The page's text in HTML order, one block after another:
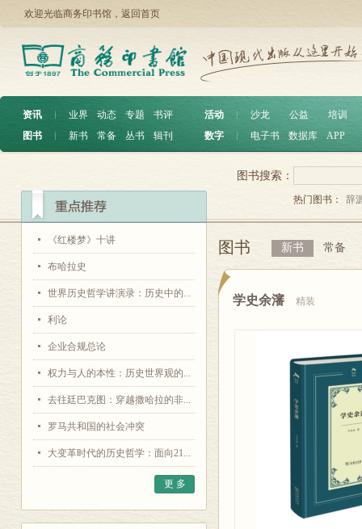
欢迎光临商务印书馆， 返回首页
资讯 ︱ 业界 动态 专题
书评
图书
︱ 新书 常备 丛书 辑刊
活动 沙龙 公益
培训
数字
电子书 数据库 APP
《红楼梦》十讲
布哈拉史
世界历史哲学讲演录：历史中的...
利论
企业合规总论
权力与人的本性：历史世界观的...
去往廷巴克图：穿越撒哈拉的非...
罗马共和国的社会冲突
大变革时代的历史哲学：面向21...
更 多
图书搜索：
热门图书： 辞
图书 新书 常备
学史余瀋 精装